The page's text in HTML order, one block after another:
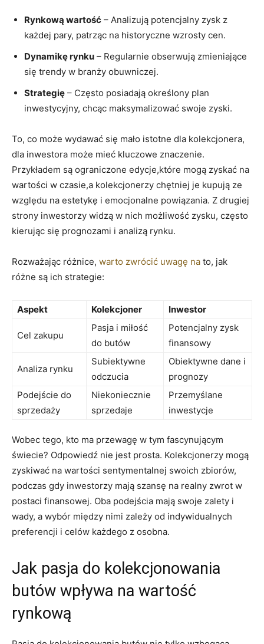
Rynkową wartość – Analizują potencjalny zysk z
każdej pary, patrząc na historyczne wzrosty cen.
Dynamikę rynku – Regularnie obserwują zmieniające
się trendy w branży obuwniczej.
Strategię – Często posiadają określony plan
inwestycyjny, chcąc maksymalizować swoje zyski.
To, co może wydawać się mało istotne dla kolekcjonera,
dla inwestora może mieć kluczowe znaczenie.
Przykładem są ograniczone edycje,które mogą zyskać na
wartości w czasie,a kolekcjonerzy chętniej je kupują ze
względu na estetykę i emocjonalne powiązania. Z drugiej
strony inwestorzy widzą w nich możliwość zysku, często
kierując się prognozami i analizą rynku.
Rozważając różnice, warto zwrócić uwagę na to, jak
różne są ich strategie:
Aspekt Kolekcjoner Inwestor
Cel zakupu
Pasja i miłość
do butów
Potencjalny zysk
finansowy
Analiza rynku
Subiektywne
odczucia
Obiektywne dane i
prognozy
Podejście do
sprzedaży
Niekoniecznie
sprzedaje
Przemyślane
inwestycje
Wobec tego, kto ma przewagę w tym fascynującym
świecie? Odpowiedź nie jest prosta. Kolekcjonerzy mogą
zyskiwać na wartości sentymentalnej swoich zbiorów,
podczas gdy inwestorzy mają szansę na realny zwrot w
postaci finansowej. Oba podejścia mają swoje zalety i
wady, a wybór między nimi zależy od indywidualnych
preferencji i celów każdego z osobna.
Jak pasja do kolekcjonowania
butów wpływa na wartość
rynkową